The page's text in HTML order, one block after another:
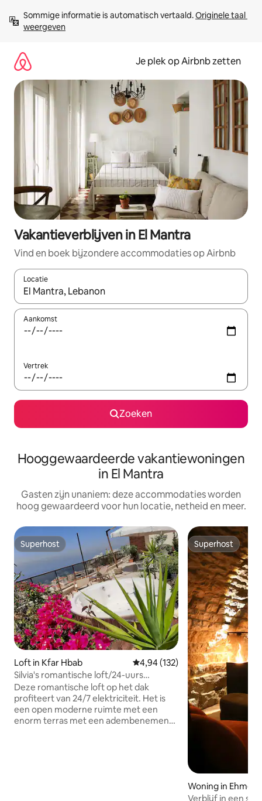
direct
naar
Sommige informatie is automatisch vertaald. Originele taal
weergeven
Je plek op Airbnb zetten
Vakantieverblijven in El Mantra
Vind en boek bijzondere accommodaties op Airbnb
Locatie
Wanneer er resultaten beschikbaar zijn, maak je een keuze
Aankomst
Vertrek
Zoeken
Hooggewaardeerde vakantiewoningen
in El Mantra
Gasten zijn unaniem: deze accommodaties worden
hoog gewaardeerd voor hun locatie, netheid en meer.
Superhost
Superhost
Loft in Kfar Hbab Gemiddelde beoordeling van
4,94 (132)
Silvia's romantische loft/24-uurs
elektr./privé jacuzzi
Deze romantische loft op het dak
profiteert van 24/7 elektriciteit. Het is
een open moderne ruimte met een
enorm terras met een adembenemend
Superhost
Superhost
Woning in Ehmej
Verblijf in een